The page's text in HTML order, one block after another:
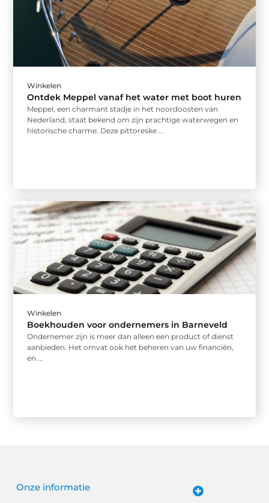
Winkelen
Ontdek Meppel vanaf het water met boot huren
Meppel, een charmant stadje in het noordoosten van
Nederland, staat bekend om zijn prachtige waterwegen en
historische charme. Deze pittoreske ...
Winkelen
Boekhouden voor ondernemers in Barneveld
Ondernemer zijn is meer dan alleen een product of dienst
aanbieden. Het omvat ook het beheren van uw financiën,
en ...
Onze informatie